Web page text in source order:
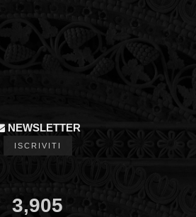
NEWSLETTER
ISCRIVITI
3,905